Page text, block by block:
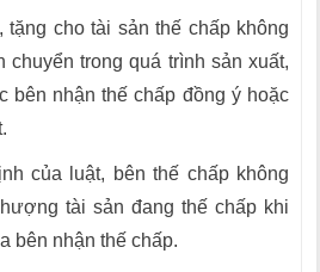
cho tài sản thế chấp không
chuyển trong quá trình sản xuất,
bên nhận thế chấp đồng ý hoặc
của luật, bên thế chấp không
tài sản đang thế chấp khi
bên nhận thế chấp.